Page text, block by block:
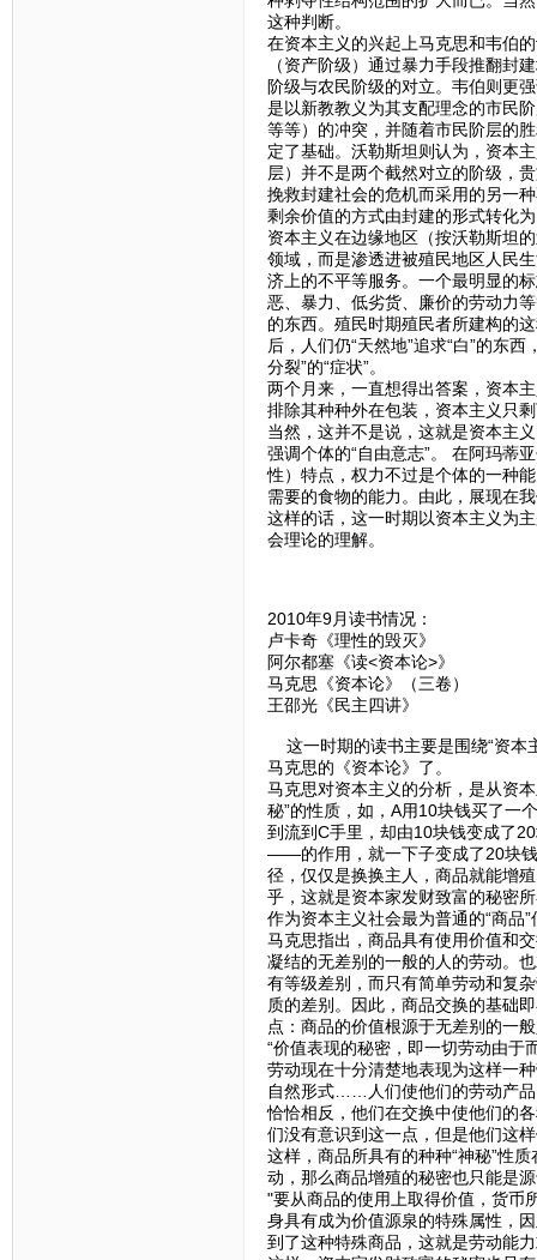
这种判断。
在资本主义的兴起上马克思和韦伯
（资产阶级）通过暴力手段推翻封
阶级与农民阶级的对立。韦伯则更
是以新教教义为其支配理念的市民
等等）的冲突，并随着市民阶层的
定了基础。沃勒斯坦则认为，资本
层）并不是两个截然对立的阶级，
挽救封建社会的危机而采用的另一
剩余价值的方式由封建的形式转化
资本主义在边缘地区（按沃勒斯坦
领域，而是渗透进被殖民地区人民
济上的不平等服务。一个最明显的
恶、暴力、低劣货、廉价的劳动力
的东西。殖民时期殖民者所建构的
后，人们仍“天然地”追求“白”的东
分裂”的“症状”。
两个月来，一直想得出答案，资本
排除其种种外在包装，资本主义只
当然，这并不是说，这就是资本主
强调个体的“自由意志”。 在阿玛蒂
性）特点，权力不过是个体的一种
需要的食物的能力。由此，展现在
这样的话，这一时期以资本主义为
会理论的理解。
2010年9月读书情况：
卢卡奇《理性的毁灭》
阿尔都塞《读<资本论>》
马克思《资本论》（三卷）
王邵光《民主四讲》
这一时期的读书主要是围绕“资本
马克思的《资本论》了。
马克思对资本主义的分析，是从资
秘”的性质，如，A用10块钱买了一
到流到C手里，却由10块钱变成了
——的作用，就一下子变成了20块钱
径，仅仅是换换主人，商品就能增
乎，这就是资本家发财致富的秘密
作为资本主义社会最为普通的“商品
马克思指出，商品具有使用价值和
凝结的无差别的一般的人的劳动。
有等级差别，而只有简单劳动和复
质的差别。因此，商品交换的基础
点：商品的价值根源于无差别的一
“价值表现的秘密，即一切劳动由
劳动现在十分清楚地表现为这样一
自然形式……人们使他们的劳动产品
恰恰相反，他们在交换中使他们的
们没有意识到这一点，但是他们这
这样，商品所具有的种种“神秘”性
动，那么商品增殖的秘密也只能是
"要从商品的使用上取得价值，货币
身具有成为价值源泉的特殊属性，
到了这种特殊商品，这就是劳动能